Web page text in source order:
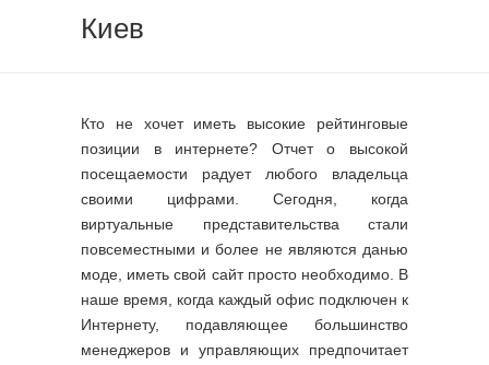
Киев
Кто не хочет иметь высокие рейтинговые
позиции в интернете? Отчет о высокой
посещаемости радует любого владельца
своими цифрами. Сегодня, когда
виртуальные представительства стали
повсеместными и более не являются данью
моде, иметь свой сайт просто необходимо. В
наше время, когда каждый офис подключен к
Интернету, подавляющее большинство
менеджеров и управляющих предпочитает